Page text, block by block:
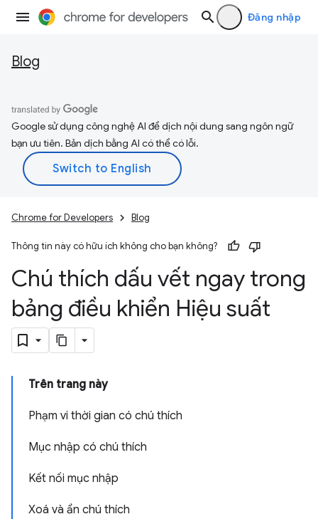
Đăng nhập
Blog
Google sử dụng công nghệ AI để dịch nội dung sang ngôn ngữ
bạn ưu tiên. Bản dịch bằng AI có thể có lỗi.
Chrome for Developers Blog
Thông tin này có hữu ích không cho bạn không?
Chú thích dấu vết ngay trong
bảng điều khiển Hiệu suất
Trên trang này
Phạm vi thời gian có chú thích
Mục nhập có chú thích
Kết nối mục nhập
Xoá và ẩn chú thích